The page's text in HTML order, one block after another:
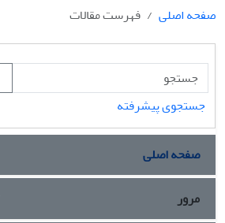
صفحه اصلی
فهرست مقالات
جستجوی پیشرفته
صفحه اصلی
مرور